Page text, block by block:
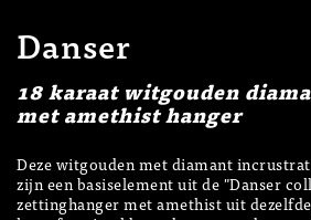
Danser
18 karaat witgouden
met amethist hanger
Deze witgouden met diamant
zijn een basiselement uit de "Danser
zettinghanger met amethist uit